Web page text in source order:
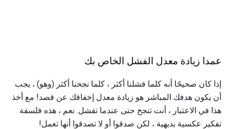
عمدا زيادة معدل الفشل الخاص بك
إذا كان صحيحًا أنه كلما فشلنا أكثر ، كلما نجحنا أكثر (وهو) ، يجب
أن يكون هدفك المباشر هو زيادة معدل إخفاقك عن قصد! مع أخذ
هذا في الاعتبار ، أنت تنجح حتى عندما تفشل. نعم ، هذه فلسفة
تفكير عكسية بديهية ، لكن صدقوا أو لا تصدقوا أنها تعمل!